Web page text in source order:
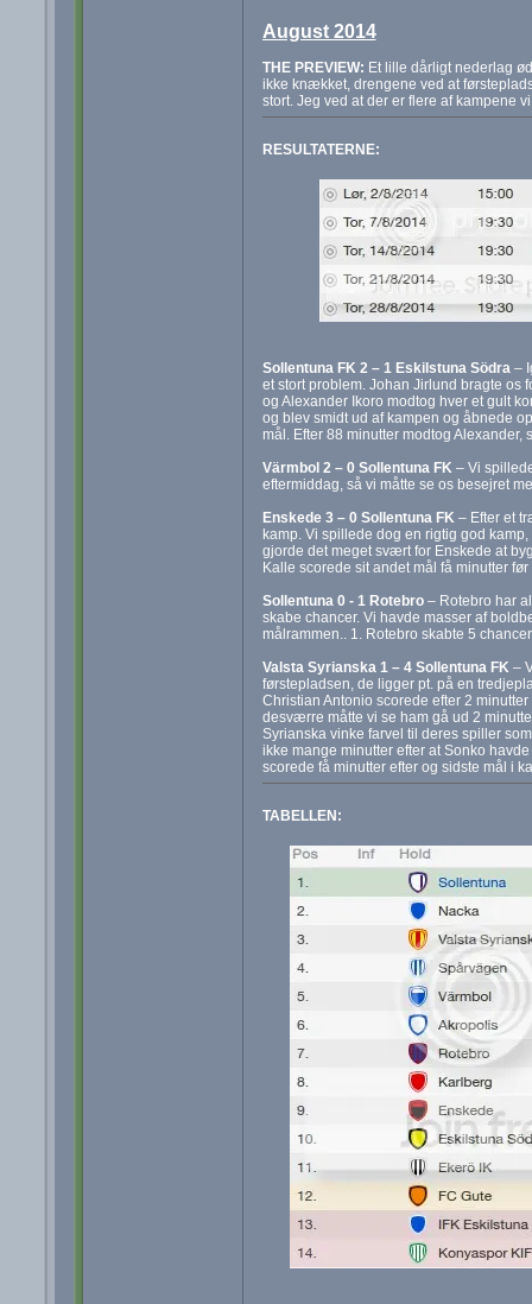
August 2014
THE PREVIEW: Et lille dårligt nederlag
ikke knækket, drengene ved at
stort. Jeg ved at der er flere af kampene
RESULTATERNE:
Sollentuna FK 2 – 1 Eskilstuna Södra –
et stort problem. Johan Jirlund bragte os
og Alexander Ikoro modtog hver et gult
og blev smidt ud af kampen og åbnede
mål. Efter 88 minutter modtog
Värmbol 2 – 0 Sollentuna FK – Vi
eftermiddag, så vi måtte se os besejret
Enskede 3 – 0 Sollentuna FK – Efter et
kamp. Vi spillede dog en rigtig god
gjorde det meget svært for Enskede at
Kalle scorede sit andet mål få minutter før
Sollentuna 0 - 1 Rotebro– Rotebro har
skabe chancer. Vi havde masser af
målrammen.. 1. Rotebro skabte 5
Valsta Syrianska 1 – 4 Sollentuna FK –
førstepladsen, de ligger pt. på en
Christian Antonio scorede efter 2
desværre måtte vi se ham gå ud 2
Syrianska vinke farvel til deres spiller
ikke mange minutter efter at Sonko
scorede få minutter efter og sidste mål i
TABELLEN: